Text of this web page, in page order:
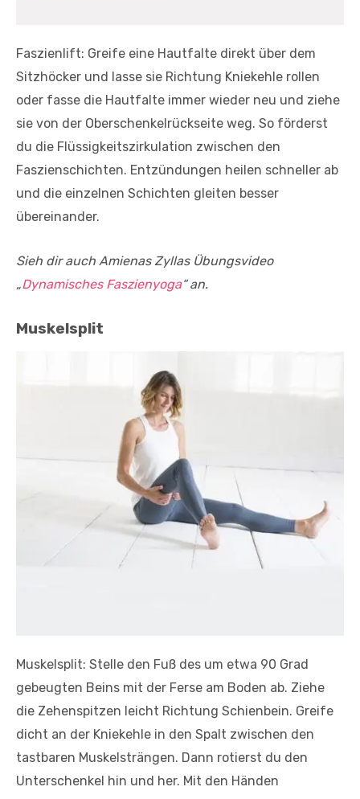
Faszienlift: Greife eine Hautfalte direkt über dem
Sitzhöcker und lasse sie Richtung Kniekehle rollen
oder fasse die Hautfalte immer wieder neu und ziehe
sie von der Oberschenkelrückseite weg. So förderst
du die Flüssigkeitszirkulation zwischen den
Faszienschichten. Entzündungen heilen schneller ab
und die einzelnen Schichten gleiten besser
übereinander.
Sieh dir auch Amienas Zyllas Übungsvideo
„Dynamisches Faszienyoga“ an.
Muskelsplit
Muskelsplit: Stelle den Fuß des um etwa 90 Grad
gebeugten Beins mit der Ferse am Boden ab. Ziehe
die Zehenspitzen leicht Richtung Schienbein. Greife
dicht an der Kniekehle in den Spalt zwischen den
tastbaren Muskelsträngen. Dann rotierst du den
Unterschenkel hin und her. Mit den Händen